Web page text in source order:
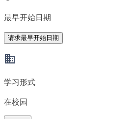
最早开始日期
请求最早开始日期
学习形式
在校园